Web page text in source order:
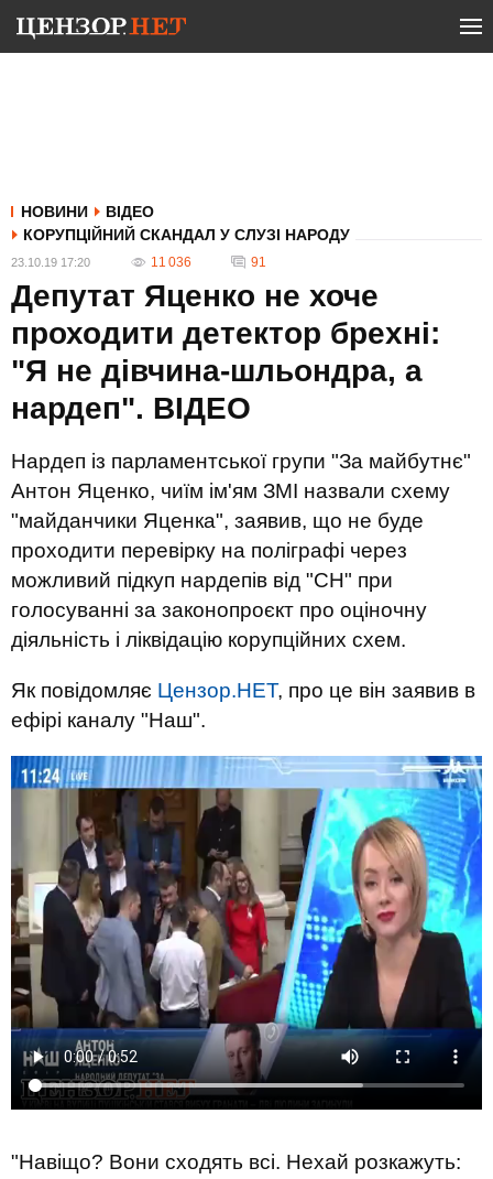
НОВИНИ
ВІДЕО
КОРУПЦІЙНИЙ СКАНДАЛ У СЛУЗІ НАРОДУ
23.10.19 17:20 11 036 91
Депутат Яценко не хоче
проходити детектор брехні:
"Я не дівчина-шльондра, а
нардеп". ВIДЕО
Нардеп із парламентської групи "За майбутнє"
Антон Яценко, чиїм ім'ям ЗМІ назвали схему
"майданчики Яценка", заявив, що не буде
проходити перевірку на поліграфі через
можливий підкуп нардепів від "СН" при
голосуванні за законопроєкт про оціночну
діяльність і ліквідацію корупційних схем.
Як повідомляє Цензор.НЕТ, про це він заявив в
ефірі каналу "Наш".
"Навіщо? Вони сходять всі. Нехай розкажуть: